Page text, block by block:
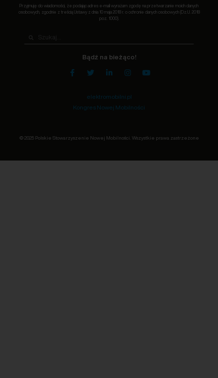
Przyjmuję do wiadomości, że podając adres e-mail wyrażam zgodę na przetwarzanie moich danych
osobowych, zgodnie z treścią Ustawy z dnia 10 maja 2018 r. o ochronie danych osobowych (Dz.U. 2018
poz. 1000).
Bądź na bieżąco!
elektromobilni.pl
Kongres Nowej Mobilności
© 2025 Polskie Stowarzyszenie Nowej Mobilności. Wszystkie prawa zastrzeżone